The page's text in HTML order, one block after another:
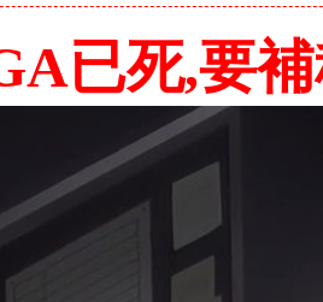
已死,要